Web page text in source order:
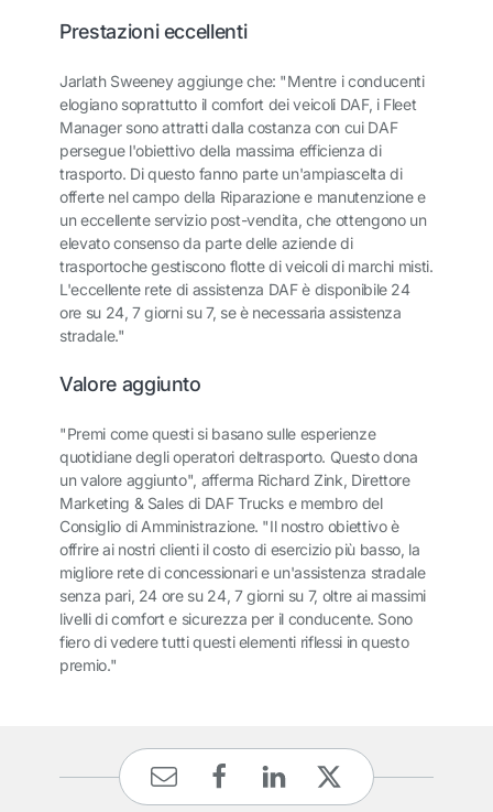
Prestazioni eccellenti
Jarlath Sweeney aggiunge che: "Mentre i conducenti
elogiano soprattutto il comfort dei veicoli DAF, i Fleet
Manager sono attratti dalla costanza con cui DAF
persegue l'obiettivo della massima efficienza di
trasporto. Di questo fanno parte un'ampiascelta di
offerte nel campo della Riparazione e manutenzione e
un eccellente servizio post-vendita, che ottengono un
elevato consenso da parte delle aziende di
trasportoche gestiscono flotte di veicoli di marchi misti.
L'eccellente rete di assistenza DAF è disponibile 24
ore su 24, 7 giorni su 7, se è necessaria assistenza
stradale."
Valore aggiunto
"Premi come questi si basano sulle esperienze
quotidiane degli operatori deltrasporto. Questo dona
un valore aggiunto", afferma Richard Zink, Direttore
Marketing & Sales di DAF Trucks e membro del
Consiglio di Amministrazione. "Il nostro obiettivo è
offrire ai nostri clienti il costo di esercizio più basso, la
migliore rete di concessionari e un'assistenza stradale
senza pari, 24 ore su 24, 7 giorni su 7, oltre ai massimi
livelli di comfort e sicurezza per il conducente. Sono
fiero di vedere tutti questi elementi riflessi in questo
premio."